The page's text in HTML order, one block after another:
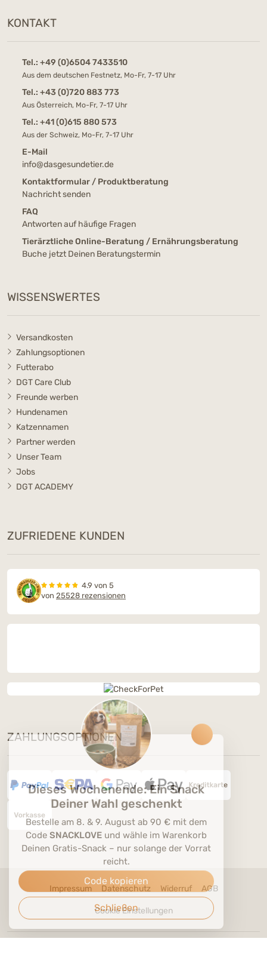
KONTAKT
Tel.: +49 (0)6504 7433510
Aus dem deutschen Festnetz, Mo-Fr, 7-17 Uhr
Tel.: +43 (0)720 883 773
Aus Österreich, Mo-Fr, 7-17 Uhr
Tel.: +41 (0)615 880 573
Aus der Schweiz, Mo-Fr, 7-17 Uhr
E-Mail
info@dasgesundetier.de
Kontaktformular / Produktberatung
Nachricht senden
FAQ
Antworten auf häufige Fragen
Tierärztliche Online-Beratung / Ernährungsberatung
Buche jetzt Deinen Beratungstermin
WISSENSWERTES
Versandkosten
Zahlungsoptionen
Futterabo
DGT Care Club
Freunde werben
Hundenamen
Katzennamen
Partner werden
Unser Team
Jobs
DGT ACADEMY
ZUFRIEDENE KUNDEN
4.9 von 5
von 25528 rezensionen
ZAHLUNGSOPTIONEN
Impressum Datenschutz Widerruf AGB
Cookie Einstellungen
Dieses Wochenende: Ein Snack
Deiner Wahl geschenkt
Bestelle am 8. & 9. August ab 90 € mit dem
Code SNACKLOVE und wähle im Warenkorb
Deinen Gratis-Snack – nur solange der Vorrat
reicht.
Code kopieren
Schließen